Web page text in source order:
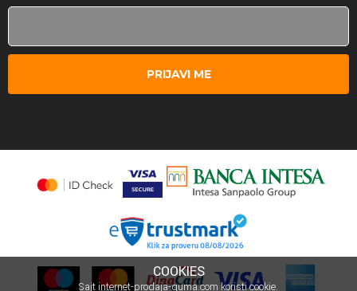
PRIJAVI ME
COOKIES
Sajt internet-prodaja-guma.com koristi cookie.